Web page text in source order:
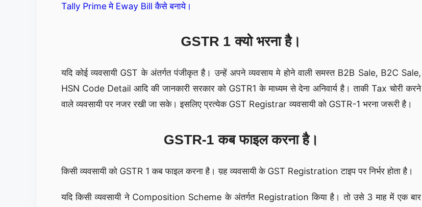
Tally Prime मे Eway Bill कैसे बनाये।
GSTR 1 क्यो भरना है।
यदि कोई व्यवसायी GST के अंतर्गत पंजीकृत है। उन्हें अपने व्यवसाय मे होने वाली समस्त B2B Sale, B2C Sale,
HSN Code Detail आदि की जानकारी सरकार को GSTR1 के माध्यम से देना अनिवार्य है। ताकी Tax चोरी करने
वाले व्यवसायी पर नजर रखी जा सके। इसलिए प्रत्येक GST Registrar व्यवसायी को GSTR-1 भरना जरूरी है।
GSTR-1 कब फाइल करना है।
किसी व्यवसायी को GSTR 1 कब फाइल करना है। य़ह व्यवसायी के GST Registration टाइप पर निर्भर होता है।
यदि किसी व्यवसायी ने Composition Scheme के अंतर्गत Registration किया है। तो उसे 3 माह में एक बार